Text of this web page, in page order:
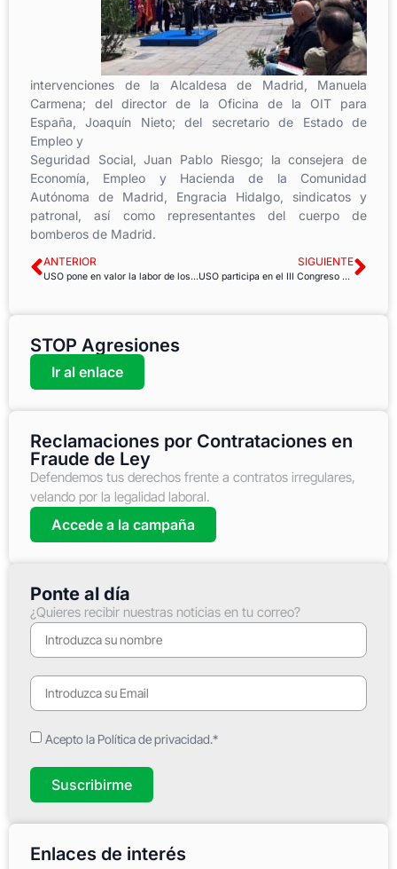
intervenciones de la Alcaldesa de Madrid, Manuela
Carmena; del director de la Oficina de la OIT para
España, Joaquín Nieto; del secretario de Estado de
Empleo y
Seguridad Social, Juan Pablo Riesgo; la consejera de
Economía, Empleo y Hacienda de la Comunidad
Autónoma de Madrid, Engracia Hidalgo, sindicatos y
patronal, así como representantes del cuerpo de
bomberos de Madrid.
ANTERIOR
USO pone en valor la labor de los delegados de prevención en la lucha contra la siniestralidad
SIGUIENTE
USO participa en el III Congreso de la CSA-CSI en Sao Paulo
STOP Agresiones
Ir al enlace
Reclamaciones por Contrataciones en
Fraude de Ley
Defendemos tus derechos frente a contratos irregulares,
velando por la legalidad laboral.
Accede a la campaña
Ponte al día
¿Quieres recibir nuestras noticias en tu correo?
Acepto la Política de privacidad.*
Suscribirme
Enlaces de interés